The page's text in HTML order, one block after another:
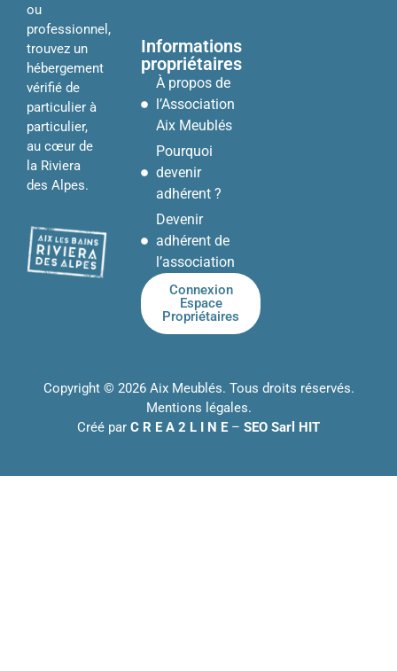
ou
professionnel,
trouvez un
hébergement
vérifié de
particulier à
particulier,
au cœur de
la Riviera
des Alpes.
Informations
propriétaires
À propos de
l’Association
Aix Meublés
Pourquoi
devenir
adhérent ?
Devenir
adhérent de
l’association
Connexion
Espace
Propriétaires
Copyright © 2026 Aix Meublés. Tous droits réservés.
Mentions légales.
Créé par C R E A 2 L I N E – SEO Sarl HIT